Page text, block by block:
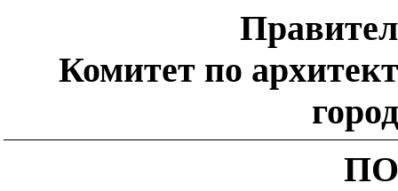
Комитет по